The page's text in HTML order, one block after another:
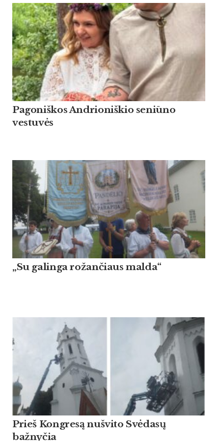
Pagoniškos Andrioniškio seniūno
vestuvės
„Su galinga rožančiaus malda“
Prieš Kongresą nušvito Svėdasų
bažnyčia